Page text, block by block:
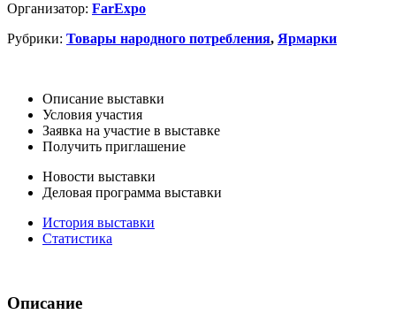
Организатор: FarExpo
Рубрики: Товары народного потребления, Ярмарки
Описание выставки
Условия участия
Заявка на участие в выставке
Получить приглашение
Новости выставки
Деловая программа выставки
История выставки
Статистика
Описание